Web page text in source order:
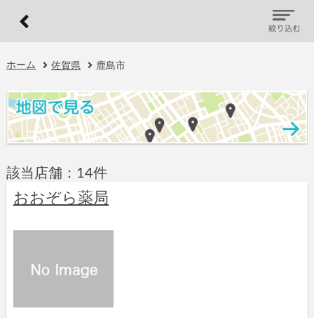
ホーム 佐賀県 鹿島市
該当店舗：14件
おおぞら薬局